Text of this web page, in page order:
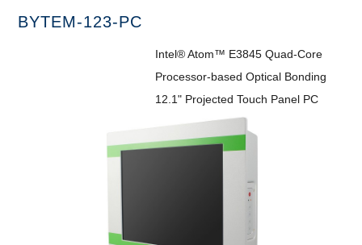
BYTEM-123-PC
Intel® Atom™ E3845 Quad-Core
Processor-based Optical Bonding
12.1" Projected Touch Panel PC